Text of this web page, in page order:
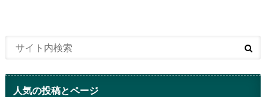
人気の投稿とページ